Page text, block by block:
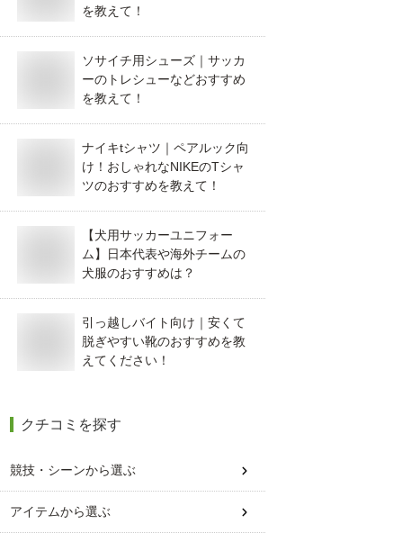
を教えて！
ソサイチ用シューズ｜サッカ
ーのトレシューなどおすすめ
を教えて！
ナイキtシャツ｜ペアルック向
け！おしゃれなNIKEのTシャ
ツのおすすめを教えて！
【犬用サッカーユニフォー
ム】日本代表や海外チームの
犬服のおすすめは？
引っ越しバイト向け｜安くて
脱ぎやすい靴のおすすめを教
えてください！
クチコミを探す
競技・シーンから選ぶ
アイテムから選ぶ